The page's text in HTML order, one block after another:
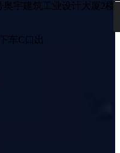
宇建筑工业设计大厦2楼
车C口出